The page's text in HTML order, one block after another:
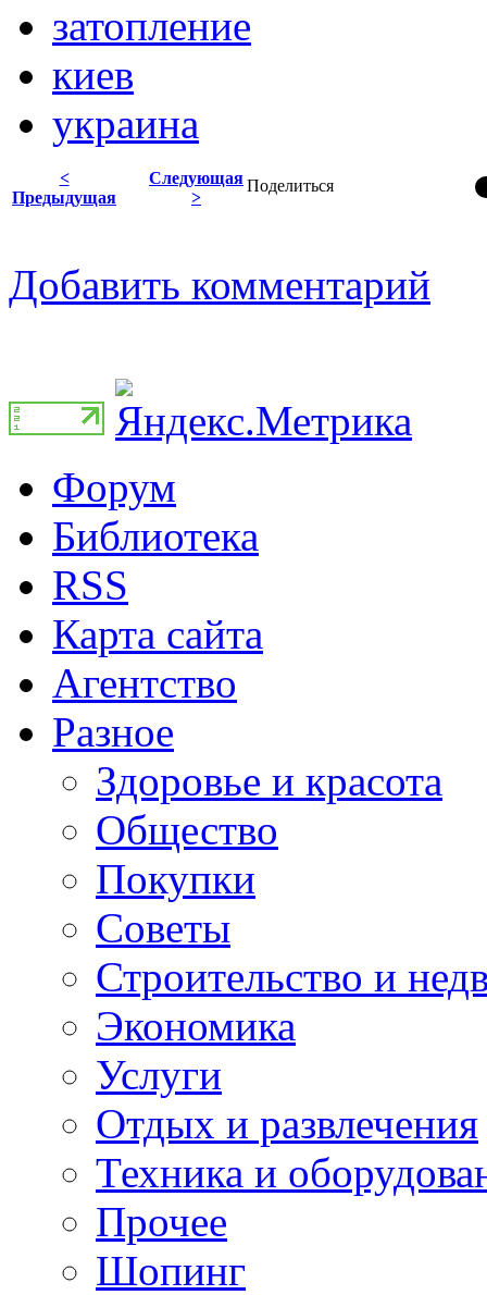
затопление
киев
украина
Поделиться
<
Предыдущая
Следующая
>
Добавить комментарий
Форум
Библиотека
RSS
Карта сайта
Агентство
Разное
Здоровье и красота
Общество
Покупки
Советы
Строительство и
Экономика
Услуги
Отдых и развлечения
Техника и
Прочее
Шопинг